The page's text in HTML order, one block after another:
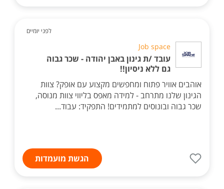
לפני יומיים
Job space
עובד /ת גינון באבן יהודה - שכר גבוה
גם ללא ניסיון!!
אוהבים אוויר פתוח ומחפשים מקצוע עם אופק? צוות
הגינון שלנו מתרחב - למידה מאפס בליווי צוות מנוסה,
שכר גבוה ובונוסים למתמידים! התפקיד: עבוד...
הגשת מועמדות